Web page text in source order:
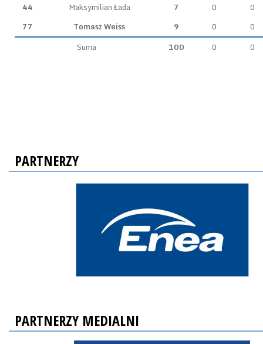
44
Maksymilian Łada 7 0
0
77
Tomasz Weiss 9 0
0
Suma
100 0 0
PARTNERZY
PARTNERZY MEDIALNI